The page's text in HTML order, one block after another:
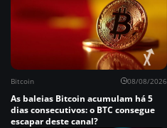
Bitcoin 08/08/2026
As baleias Bitcoin acumulam há 5
dias consecutivos: o BTC consegue
escapar deste canal?